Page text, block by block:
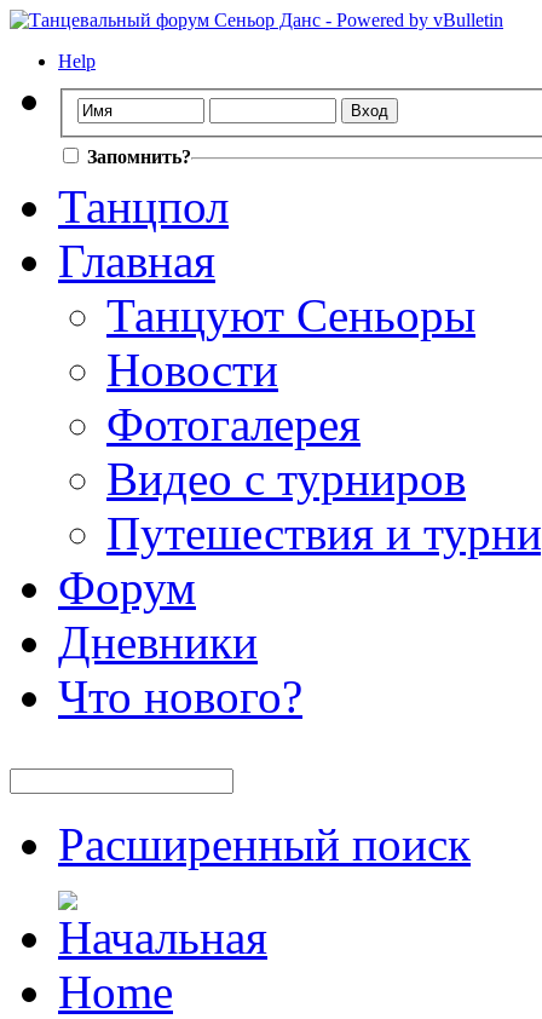
Help
Запомнить?
Танцпол
Главная
Танцуют Сеньоры
Новости
Фотогалерея
Видео с турниров
Путешествия и
Форум
Дневники
Что нового?
Расширенный поиск
Home